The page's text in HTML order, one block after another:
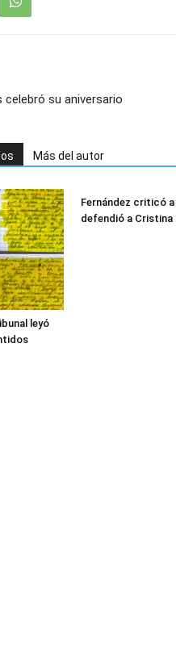
celebró su aniversario
Más del autor
leyó
Fernández criticó
defendió a Cristina